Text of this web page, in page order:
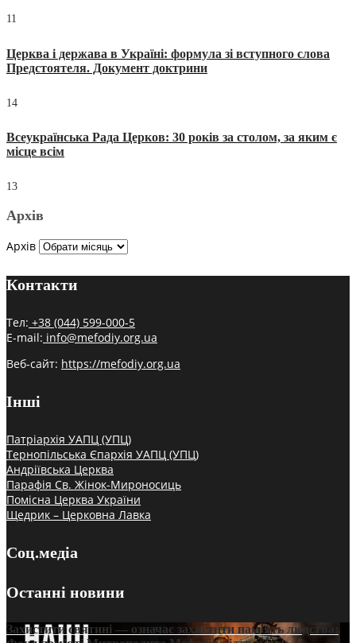
11
Церква і держава в Україні: формула зі вступного слова
Предстоятеля. Документ доктрини
14
Всеукраїнська Рада Церков: 30 років за столом, за яким є
місце всім
13
Архів
Архів
Контакти
Тел: +38 (044) 599-000-5
E-mail: info@mefodiy.org.ua
Веб-сайт: https://mefodiy.org.ua
Інші
Патріархія УАПЦ (УПЦ)
Тернопільська Єпархія УАПЦ (УПЦ)
Андріївська Церква
Парафія Св. Жінок-Мироносиць
Помісна Церква України
Щедрик – Церковна Лавка
Соц.медіа
Останні новини
Захистити святині — означає захистити пам’ять людства: